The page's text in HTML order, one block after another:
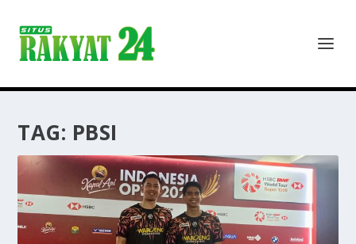
TAG: PBSI